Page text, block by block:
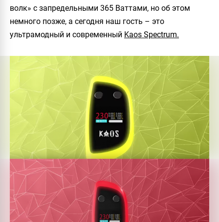
волк» с запредельными 365 Ваттами, но об этом
немного позже, а сегодня наш гость – это
ультрамодный и современный Kaos Spectrum.